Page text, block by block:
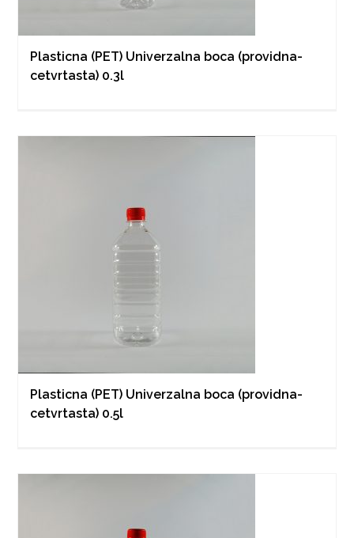
Plasticna (PET) Univerzalna boca (providna-
cetvrtasta) 0.3l
Plasticna (PET) Univerzalna boca (providna-
cetvrtasta) 0.5l